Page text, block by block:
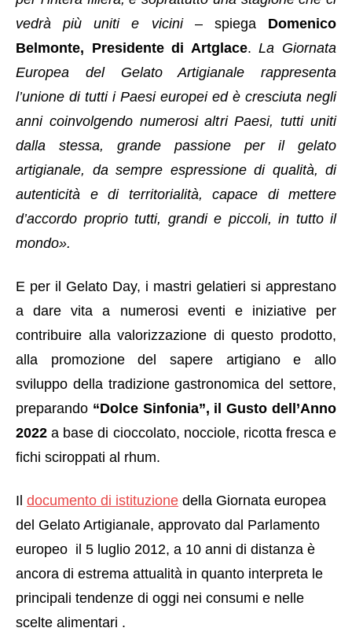
vedrà più uniti e vicini– spiega Domenico
Belmonte, Presidente di Artglace.La Giornata
Europea del Gelato Artigianale rappresenta
l’unione di tutti i Paesi europei ed è cresciuta negli
anni coinvolgendo numerosi altri Paesi, tutti uniti
dalla stessa, grande passione per il gelato
artigianale, da sempre espressione di qualità, di
autenticità e di territorialità, capace di mettere
d’accordo proprio tutti, grandi e piccoli, in tutto il
mondo».
E per il Gelato Day, i mastri gelatieri si apprestano
a dare vita a numerosi eventi e iniziative per
contribuire alla valorizzazione di questo prodotto,
alla promozione del sapere artigiano e allo
sviluppo della tradizione gastronomica del settore,
preparando “Dolce Sinfonia”, il Gusto dell’Anno
2022 a base di cioccolato, nocciole, ricotta fresca e
fichi sciroppati al rhum.
Il documento di istituzione della Giornata europea
del Gelato Artigianale, approvato dal Parlamento
europeo il 5 luglio 2012, a 10 anni di distanza è
ancora di estrema attualità in quanto interpreta le
principali tendenze di oggi nei consumi e nelle
scelte alimentari .